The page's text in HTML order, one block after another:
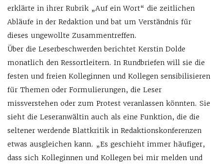
erklärte in ihrer Rubrik „Auf ein Wort“ die zeitlichen
Abläufe in der Redaktion und bat um Verständnis für
dieses ungewollte Zusammentreffen.
Über die Leserbeschwerden berichtet Kerstin Dolde
monatlich den Ressortleitern. In Rundbriefen will sie die
festen und freien Kolleginnen und Kollegen sensibilisieren
für Themen oder Formulierungen, die Leser
missverstehen oder zum Protest veranlassen könnten. Sie
sieht die Leseranwältin auch als eine Funktion, die die
seltener werdende Blattkritik in Redaktionskonferenzen
etwas ausgleichen kann. „Es geschieht immer häufiger,
dass sich Kolleginnen und Kollegen bei mir melden und